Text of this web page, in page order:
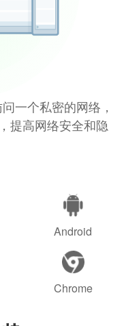
一个私密的网络，
提高网络安全和隐
Android
Chrome